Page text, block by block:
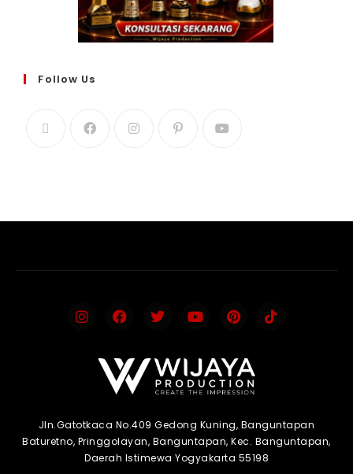
Follow Us
Jln.Gatotkaca No.409 Gedong Kuning, Banguntapan
Baturetno, Pringgolayan, Banguntapan, Kec. Banguntapan,
Daerah Istimewa Yogyakarta 55198